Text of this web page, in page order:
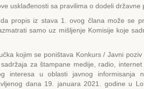
usklađenosti sa pravilima o dodeli državne
propis iz stava 1. ovog člana može se
samo uz mišljenje Komisije koje
kojim se poništava Konkurs / Javni
za štampane medije, radio,
interesa u oblasti javnog informisanja
dana 19. januara 2021. godine u